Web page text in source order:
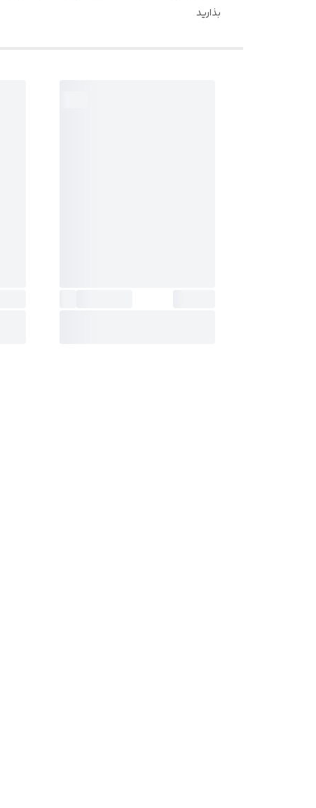
بذارید